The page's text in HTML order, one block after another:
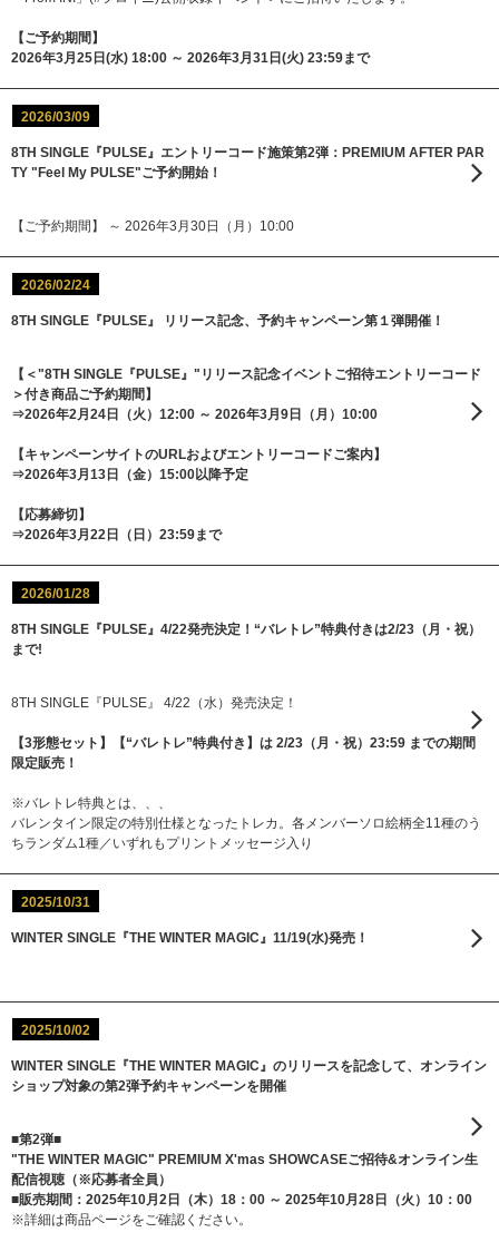
【ご予約期間】
2026年3月25日(水) 18:00 ～ 2026年3月31日(火) 23:59まで
2026/03/09
8TH SINGLE『PULSE』エントリーコード施策第2弾：PREMIUM AFTER PAR
TY "Feel My PULSE"ご予約開始！
【ご予約期間】 ～ 2026年3月30日（月）10:00
2026/02/24
8TH SINGLE『PULSE』 リリース記念、予約キャンペーン第１弾開催！
【＜"8TH SINGLE『PULSE』"リリース記念イベントご招待エントリーコード
＞付き商品ご予約期間】
⇒2026年2月24日（火）12:00 ～ 2026年3月9日（月）10:00
【キャンペーンサイトのURLおよびエントリーコードご案内】
⇒2026年3月13日（金）15:00以降予定
【応募締切】
⇒2026年3月22日（日）23:59まで
2026/01/28
8TH SINGLE『PULSE』4/22発売決定！“バレトレ”特典付きは2/23（月・祝）
まで!
8TH SINGLE『PULSE』 4/22（水）発売決定！
【3形態セット】【“バレトレ”特典付き】は 2/23（月・祝）23:59 までの期間
限定販売！
※バレトレ特典とは、、、
バレンタイン限定の特別仕様となったトレカ。各メンバーソロ絵柄全11種のう
ちランダム1種／いずれもプリントメッセージ入り
2025/10/31
WINTER SINGLE『THE WINTER MAGIC』11/19(水)発売！
2025/10/02
WINTER SINGLE『THE WINTER MAGIC』のリリースを記念して、オンライン
ショップ対象の第2弾予約キャンペーンを開催
■第2弾■
"THE WINTER MAGIC" PREMIUM X'mas SHOWCASEご招待&オンライン生
配信視聴（※応募者全員）
■販売期間：2025年10月2日（木）18：00 ～ 2025年10月28日（火）10：00
※詳細は商品ページをご確認ください。